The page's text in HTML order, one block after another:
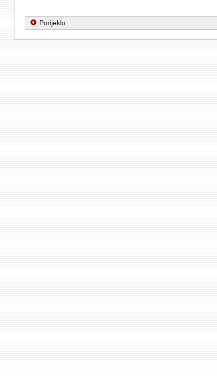
Porijeklo